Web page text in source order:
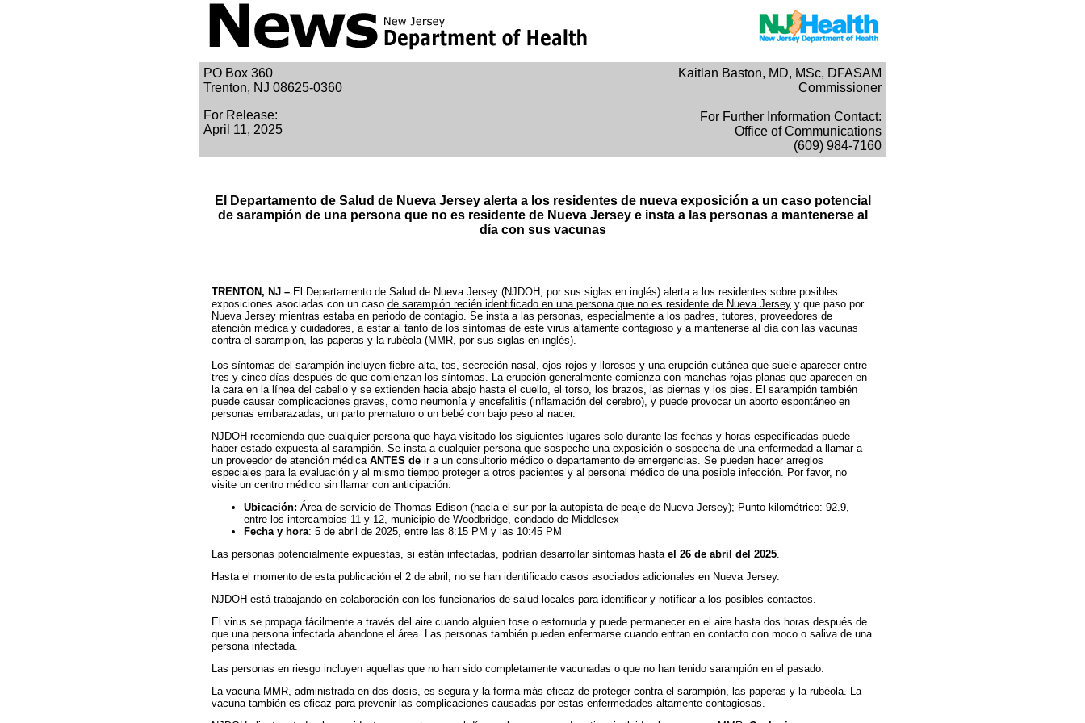
PO Box 360
Trenton, NJ 08625-0360
For Release:
April 11, 2025
Kaitlan Baston, MD, MSc, DFASAM
Commissioner
For Further Information Contact:
Office of Communications
(609) 984-7160
El Departamento de Salud de Nueva Jersey alerta a los residentes de nueva exposición a un caso potencial
de sarampión de una persona que no es residente de Nueva Jersey e insta a las personas a mantenerse al
día con sus vacunas
TRENTON, NJ – El Departamento de Salud de Nueva Jersey (NJDOH, por sus siglas en inglés) alerta a los residentes sobre posibles
exposiciones asociadas con un caso de sarampión recién identificado en una persona que no es residente de Nueva Jersey y que paso por
Nueva Jersey mientras estaba en periodo de contagio. Se insta a las personas, especialmente a los padres, tutores, proveedores de
atención médica y cuidadores, a estar al tanto de los síntomas de este virus altamente contagioso y a mantenerse al día con las vacunas
contra el sarampión, las paperas y la rubéola (MMR, por sus siglas en inglés).
Los síntomas del sarampión incluyen fiebre alta, tos, secreción nasal, ojos rojos y llorosos y una erupción cutánea que suele aparecer entre
tres y cinco días después de que comienzan los síntomas. La erupción generalmente comienza con manchas rojas planas que aparecen en
la cara en la línea del cabello y se extienden hacia abajo hasta el cuello, el torso, los brazos, las piernas y los pies. El sarampión también
puede causar complicaciones graves, como neumonía y encefalitis (inflamación del cerebro), y puede provocar un aborto espontáneo en
personas embarazadas, un parto prematuro o un bebé con bajo peso al nacer.
NJDOH recomienda que cualquier persona que haya visitado los siguientes lugares solo durante las fechas y horas especificadas puede
haber estado expuestaal sarampión. Se insta a cualquier persona que sospeche una exposición o sospecha de una enfermedad a llamar a
un proveedor de atención médica ANTES de ir a un consultorio médico o departamento de emergencias. Se pueden hacer arreglos
especiales para la evaluación y al mismo tiempo proteger a otros pacientes y al personal médico de una posible infección. Por favor, no
visite un centro médico sin llamar con anticipación.
Ubicación: Área de servicio de Thomas Edison (hacia el sur por la autopista de peaje de Nueva Jersey); Punto kilométrico: 92.9,
entre los intercambios 11 y 12, municipio de Woodbridge, condado de Middlesex
Fecha y hora: 5 de abril de 2025, entre las 8:15 PM y las 10:45 PM
Las personas potencialmente expuestas, si están infectadas, podrían desarrollar síntomas hasta el 26 de abril del 2025.
Hasta el momento de esta publicación el 2 de abril, no se han identificado casos asociados adicionales en Nueva Jersey.
NJDOH está trabajando en colaboración con los funcionarios de salud locales para identificar y notificar a los posibles contactos.
El virus se propaga fácilmente a través del aire cuando alguien tose o estornuda y puede permanecer en el aire hasta dos horas después de
que una persona infectada abandone el área. Las personas también pueden enfermarse cuando entran en contacto con moco o saliva de una
persona infectada.
Las personas en riesgo incluyen aquellas que no han sido completamente vacunadas o que no han tenido sarampión en el pasado.
La vacuna MMR, administrada en dos dosis, es segura y la forma más eficaz de proteger contra el sarampión, las paperas y la rubéola. La
vacuna también es eficaz para prevenir las complicaciones causadas por estas enfermedades altamente contagiosas.